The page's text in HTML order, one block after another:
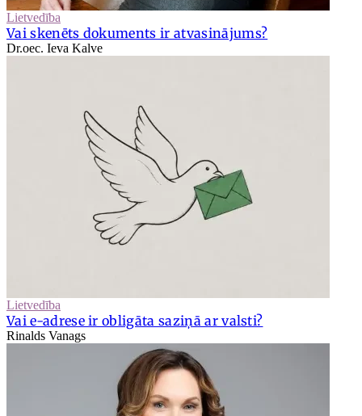
Lietvedība
Vai skenēts dokuments ir atvasinājums?
Dr.oec. Ieva Kalve
Lietvedība
Vai e-adrese ir obligāta saziņā ar valsti?
Rinalds Vanags